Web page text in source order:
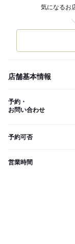
気になるお
店舗基本情報
予約・
お問い合わせ
予約可否
営業時間